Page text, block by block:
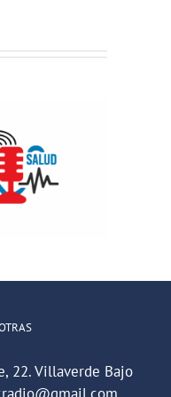
Jóvenes del
hacen
hablando
deportes,
22. Villaverde Bajo